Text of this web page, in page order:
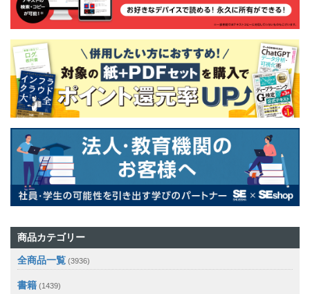
商品カテゴリー
全商品一覧 (3936)
書籍 (1439)